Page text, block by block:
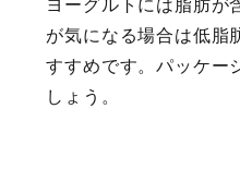
が気になる場合は低脂
すすめです。パッケー
しょう。